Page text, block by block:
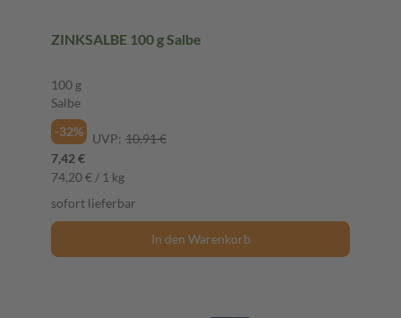
ZINKSALBE 100 g Salbe
100 g
Salbe
-32%
UVP: 10,91 €
7,42 €
74,20 € / 1 kg
sofort lieferbar
In den Warenkorb